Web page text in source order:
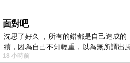
面對吧
沈思了好久 ，所有的錯都是自己造成的
續，因為自己不知輕重，以為無所謂出
不
18 小時前